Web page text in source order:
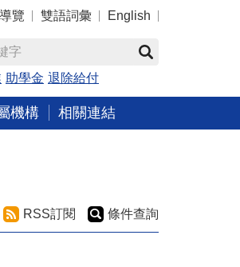
覽 雙語詞彙 English
助學金 退除給付
機構 相關連結
RSS訂閱 條件查詢